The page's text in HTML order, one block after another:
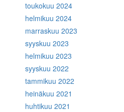
toukokuu 2024
helmikuu 2024
marraskuu 2023
syyskuu 2023
helmikuu 2023
syyskuu 2022
tammikuu 2022
heinäkuu 2021
huhtikuu 2021